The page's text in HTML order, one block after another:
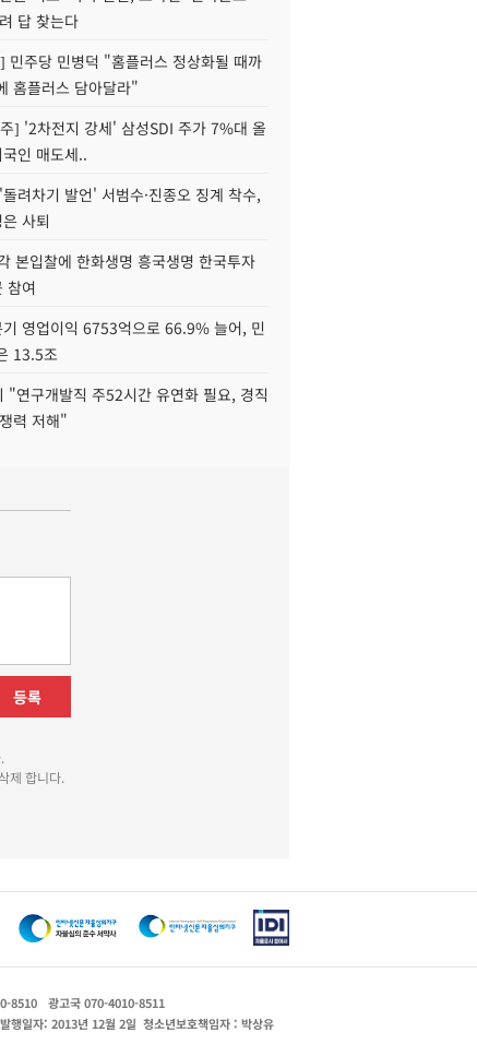
답 찾는다
민주당 민병덕 "홈플러스 정상화될 때까
홈플러스 담아달라"
] '2차전지 강세' 삼성SDI 주가 7%대 올
인 매도세..
려차기 발언' 서범수·진종오 징계 착수,
사퇴
본입찰에 한화생명 흥국생명 한국투자
참여
기 영업이익 6753억으로 66.9% 늘어, 민
13.5조
"연구개발직 주52시간 유연화 필요, 경직
력 저해"
등록
제 합니다.
8510
광고국 070-4010-8511
발행일자: 2013년 12월 2일 청소년보호책임자 : 박상유